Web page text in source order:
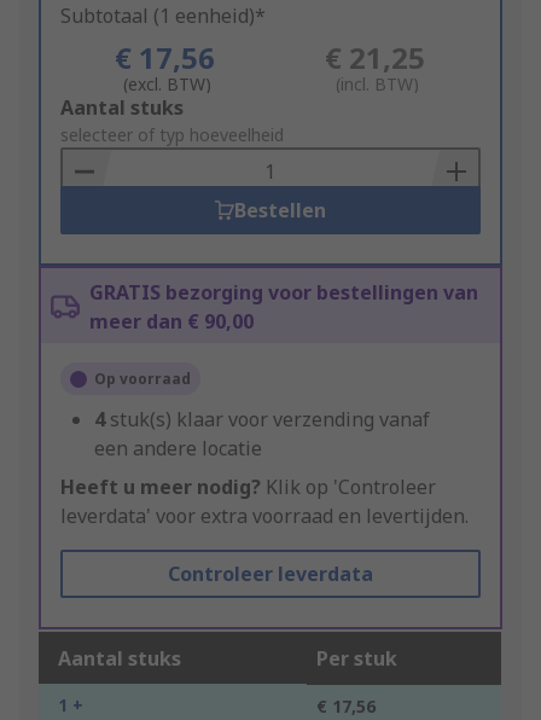
Subtotaal (1 eenheid)*
€ 17,56
(excl. BTW)
€ 21,25
(incl. BTW)
Add
to
Basket
Aantal stuks
selecteer of typ hoeveelheid
Bestellen
GRATIS bezorging voor bestellingen van
meer dan € 90,00
Op voorraad
4stuk(s) klaar voor verzending vanaf
een andere locatie
Heeft u meer nodig? Klik op 'Controleer
leverdata' voor extra voorraad en levertijden.
Controleer leverdata
Aantal stuks Per stuk
1 + € 17,56